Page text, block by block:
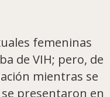
femeninas
de VIH; pero, de
mientras se
presentaron en